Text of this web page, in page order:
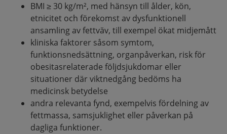
BMI ≥ 30 kg/m², med hänsyn till ålder, kön,
etnicitet och förekomst av dysfunktionell
ansamling av fettväv, till exempel ökat midjemått
kliniska faktorer såsom symtom,
funktionsnedsättning, organpåverkan, risk för
obesitasrelaterade följdsjukdomar eller
situationer där viktnedgång bedöms ha
medicinsk betydelse
andra relevanta fynd, exempelvis fördelning av
fettmassa, samsjuklighet eller påverkan på
dagliga funktioner.